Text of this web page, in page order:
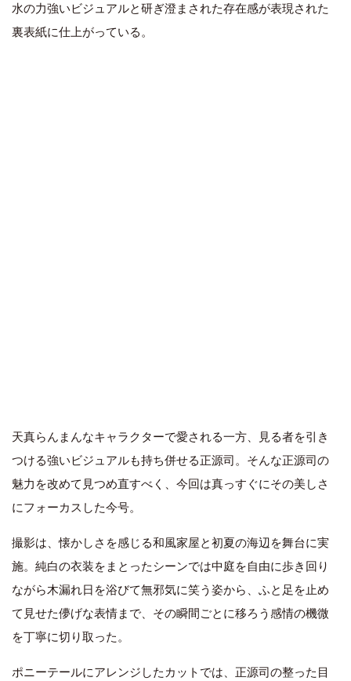
水の力強いビジュアルと研ぎ澄まされた存在感が表現された
裏表紙に仕上がっている。
天真らんまんなキャラクターで愛される一方、見る者を引き
つける強いビジュアルも持ち併せる正源司。そんな正源司の
魅力を改めて見つめ直すべく、今回は真っすぐにその美しさ
にフォーカスした今号。
撮影は、懐かしさを感じる和風家屋と初夏の海辺を舞台に実
施。純白の衣装をまとったシーンでは中庭を自由に歩き回り
ながら木漏れ日を浴びて無邪気に笑う姿から、ふと足を止め
て見せた儚げな表情まで、その瞬間ごとに移ろう感情の機微
を丁寧に切り取った。
ポニーテールにアレンジしたカットでは、正源司の整った目